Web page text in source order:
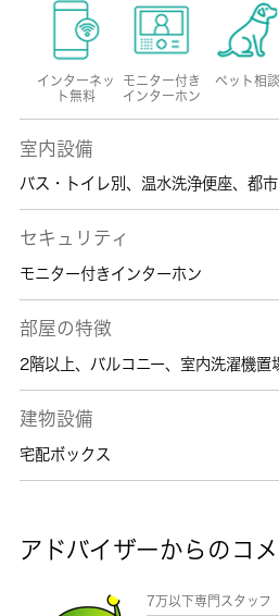
インターネッ
ト無料
モニター付き
インターホン
ペット相談
室内設備
バス・トイレ別 、 温水洗浄便座、 都
セキュリティ
モニター付きインターホン
部屋の特徴
2階以上、 バルコニー、 室内洗濯機置
建物設備
宅配ボックス
アドバイザーからのコ
7万以下専門スタッフ